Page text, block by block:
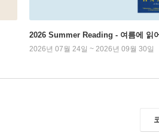
2026 Summer Reading - 여름에 읽
2026년 07월 24일 ~ 2026년 09월 30일